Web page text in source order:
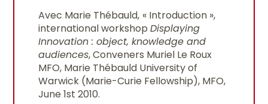
Avec Marie Thébauld, « Introduction »,
international workshopDisplaying
Innovation : object, knowledge and
audiences, Conveners Muriel Le Roux
MFO, Marie Thébauld University of
Warwick (Marie-Curie Fellowship), MFO,
June 1st 2010.